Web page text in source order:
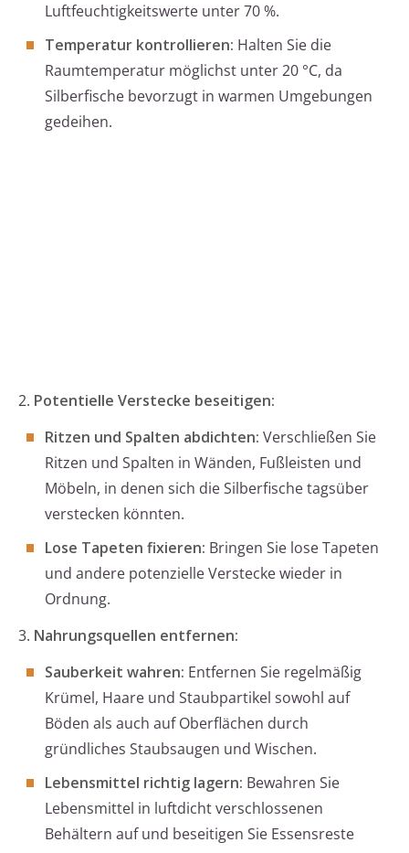
Luftfeuchtigkeitswerte unter 70 %.
Temperatur kontrollieren: Halten Sie die
Raumtemperatur möglichst unter 20 °C, da
Silberfische bevorzugt in warmen Umgebungen
gedeihen.
2. Potentielle Verstecke beseitigen:
Ritzen und Spalten abdichten: Verschließen Sie
Ritzen und Spalten in Wänden, Fußleisten und
Möbeln, in denen sich die Silberfische tagsüber
verstecken könnten.
Lose Tapeten fixieren: Bringen Sie lose Tapeten
und andere potenzielle Verstecke wieder in
Ordnung.
3. Nahrungsquellen entfernen:
Sauberkeit wahren: Entfernen Sie regelmäßig
Krümel, Haare und Staubpartikel sowohl auf
Böden als auch auf Oberflächen durch
gründliches Staubsaugen und Wischen.
Lebensmittel richtig lagern: Bewahren Sie
Lebensmittel in luftdicht verschlossenen
Behältern auf und beseitigen Sie Essensreste